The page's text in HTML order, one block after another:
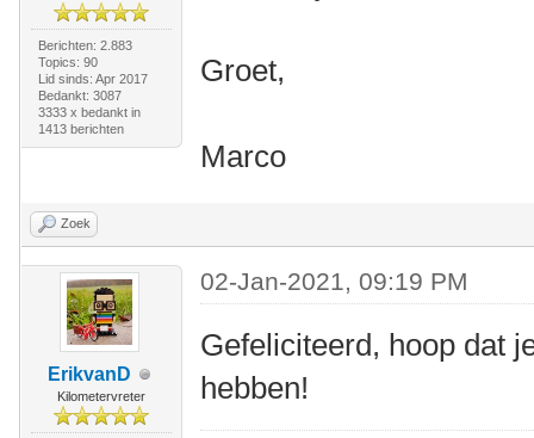
Berichten: 2.883
Topics: 90
Lid sinds: Apr 2017
Bedankt: 3087
3333 x bedankt in
1413 berichten
Groet,
Marco
Zoek
ErikvanD
Kilometervreter
02-Jan-2021, 09:19 PM
Gefeliciteerd, hoop dat
hebben!